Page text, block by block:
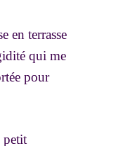
en terrasse
qui me
pour
petit